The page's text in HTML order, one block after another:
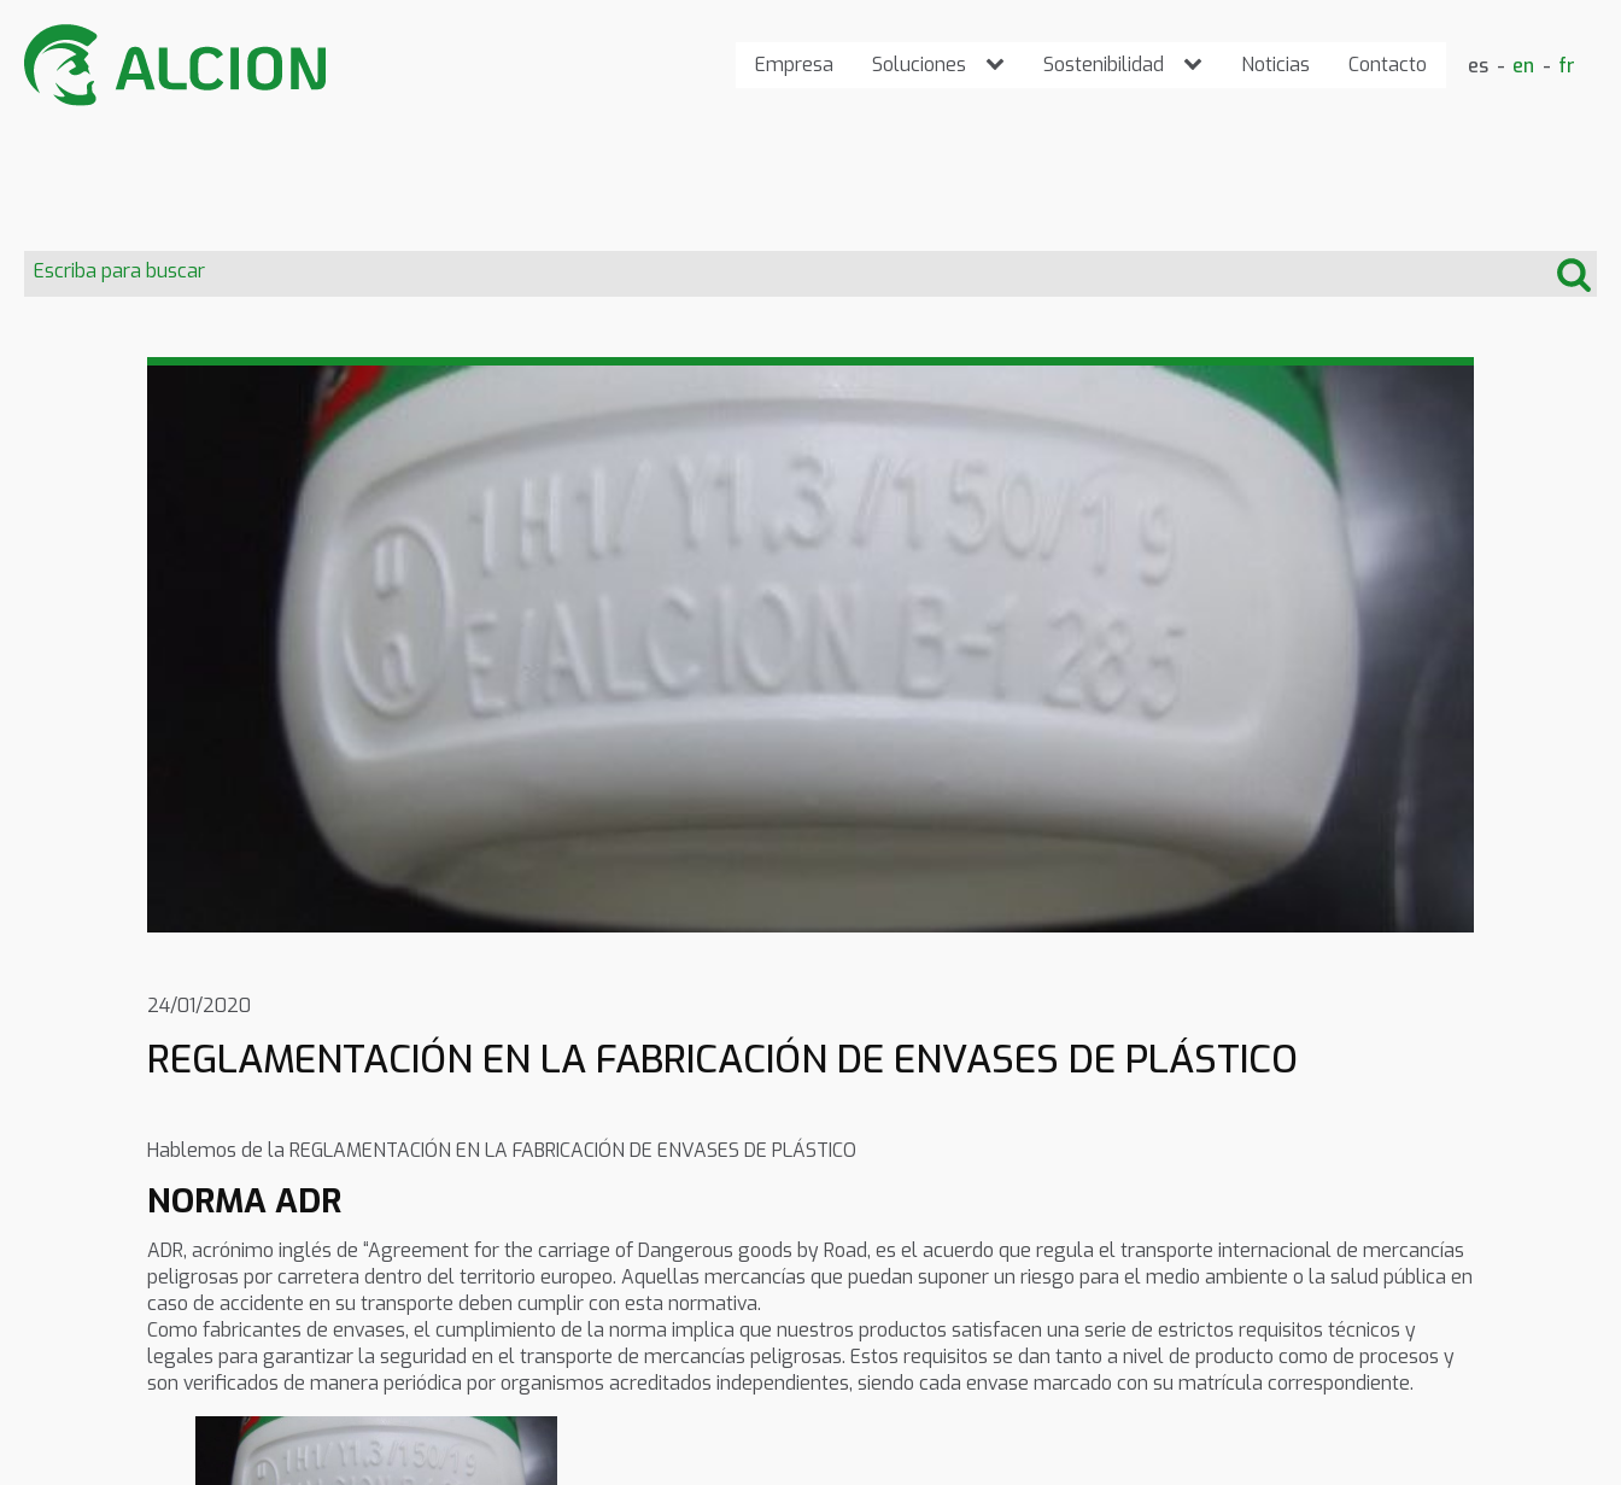
Empresa Soluciones Sostenibilidad Noticias Contacto es en fr
24/01/2020
REGLAMENTACIÓN EN LA FABRICACIÓN DE ENVASES DE PLÁSTICO
Hablemos de la REGLAMENTACIÓN EN LA FABRICACIÓN DE ENVASES DE PLÁSTICO
NORMA ADR
ADR, acrónimo inglés de “Agreement for the carriage of Dangerous goods by Road, es el acuerdo que regula el transporte internacional de mercancías
peligrosas por carretera dentro del territorio europeo. Aquellas mercancías que puedan suponer un riesgo para el medio ambiente o la salud pública en
caso de accidente en su transporte deben cumplir con esta normativa.
Como fabricantes de envases, el cumplimiento de la norma implica que nuestros productos satisfacen una serie de estrictos requisitos técnicos y
legales para garantizar la seguridad en el transporte de mercancías peligrosas. Estos requisitos se dan tanto a nivel de producto como de procesos y
son verificados de manera periódica por organismos acreditados independientes, siendo cada envase marcado con su matrícula correspondiente.